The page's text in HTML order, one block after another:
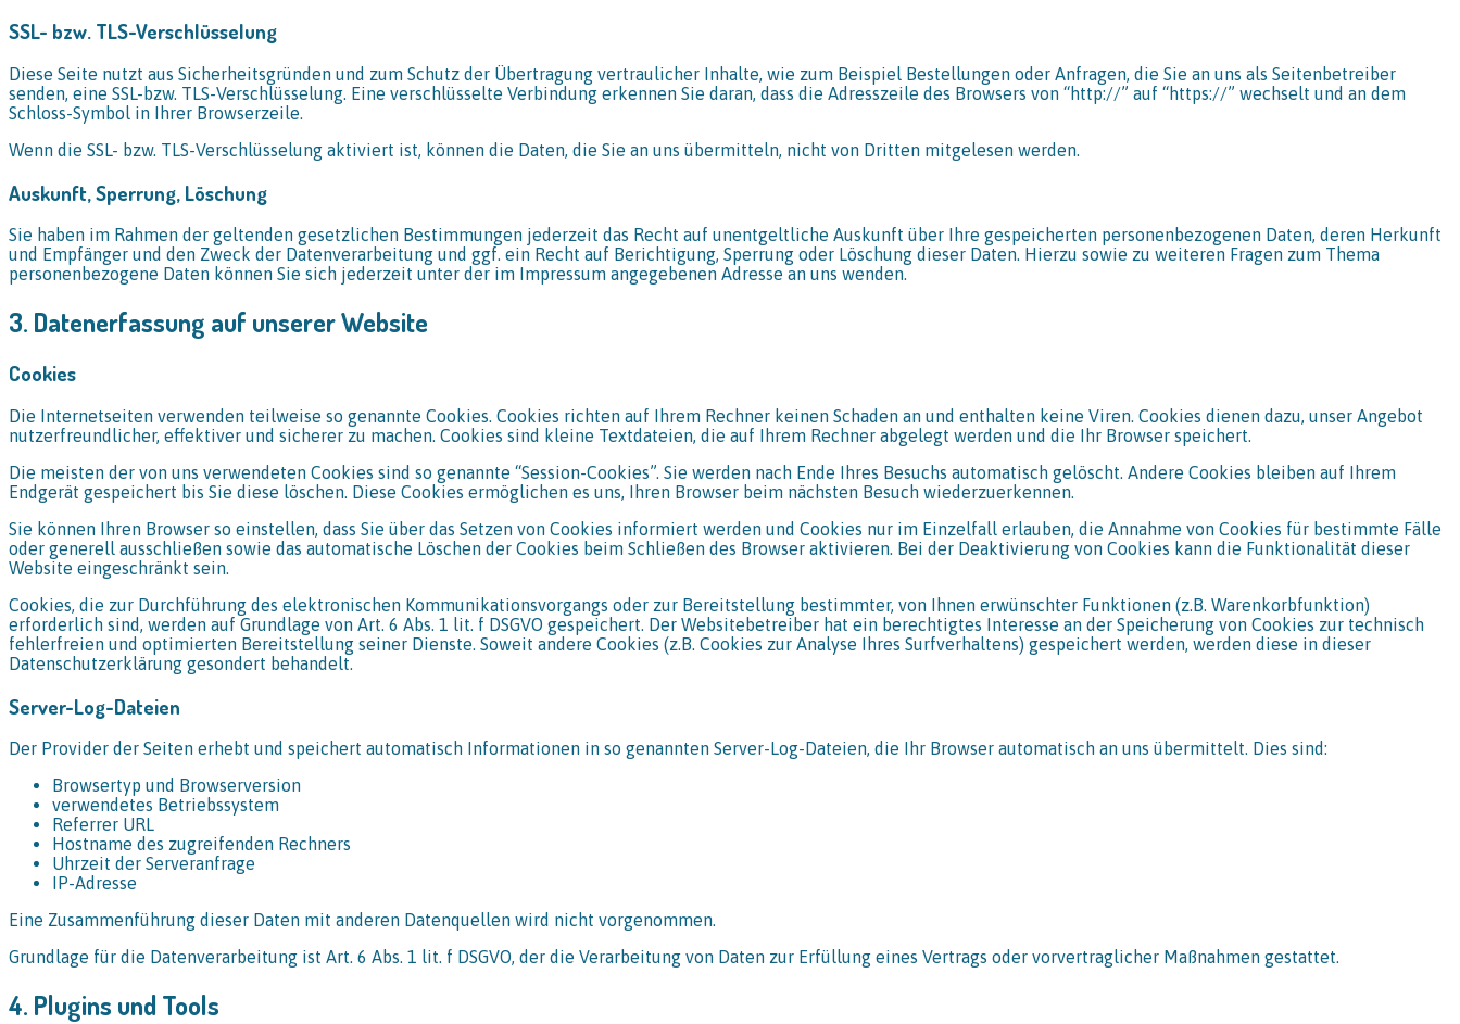
SSL- bzw. TLS-Verschlüsselung
Diese Seite nutzt aus Sicherheitsgründen und zum Schutz der Übertragung vertraulicher Inhalte, wie zum Beispiel Bestellungen oder Anfragen, die Sie an uns als Seitenbetreiber
senden, eine SSL-bzw. TLS-Verschlüsselung. Eine verschlüsselte Verbindung erkennen Sie daran, dass die Adresszeile des Browsers von “http://” auf “https://” wechselt und an dem
Schloss-Symbol in Ihrer Browserzeile.
Wenn die SSL- bzw. TLS-Verschlüsselung aktiviert ist, können die Daten, die Sie an uns übermitteln, nicht von Dritten mitgelesen werden.
Auskunft, Sperrung, Löschung
Sie haben im Rahmen der geltenden gesetzlichen Bestimmungen jederzeit das Recht auf unentgeltliche Auskunft über Ihre gespeicherten personenbezogenen Daten, deren Herkunft
und Empfänger und den Zweck der Datenverarbeitung und ggf. ein Recht auf Berichtigung, Sperrung oder Löschung dieser Daten. Hierzu sowie zu weiteren Fragen zum Thema
personenbezogene Daten können Sie sich jederzeit unter der im Impressum angegebenen Adresse an uns wenden.
3. Datenerfassung auf unserer Website
Cookies
Die Internetseiten verwenden teilweise so genannte Cookies. Cookies richten auf Ihrem Rechner keinen Schaden an und enthalten keine Viren. Cookies dienen dazu, unser Angebot
nutzerfreundlicher, effektiver und sicherer zu machen. Cookies sind kleine Textdateien, die auf Ihrem Rechner abgelegt werden und die Ihr Browser speichert.
Die meisten der von uns verwendeten Cookies sind so genannte “Session-Cookies”. Sie werden nach Ende Ihres Besuchs automatisch gelöscht. Andere Cookies bleiben auf Ihrem
Endgerät gespeichert bis Sie diese löschen. Diese Cookies ermöglichen es uns, Ihren Browser beim nächsten Besuch wiederzuerkennen.
Sie können Ihren Browser so einstellen, dass Sie über das Setzen von Cookies informiert werden und Cookies nur im Einzelfall erlauben, die Annahme von Cookies für bestimmte Fälle
oder generell ausschließen sowie das automatische Löschen der Cookies beim Schließen des Browser aktivieren. Bei der Deaktivierung von Cookies kann die Funktionalität dieser
Website eingeschränkt sein.
Cookies, die zur Durchführung des elektronischen Kommunikationsvorgangs oder zur Bereitstellung bestimmter, von Ihnen erwünschter Funktionen (z.B. Warenkorbfunktion)
erforderlich sind, werden auf Grundlage von Art. 6 Abs. 1 lit. f DSGVO gespeichert. Der Websitebetreiber hat ein berechtigtes Interesse an der Speicherung von Cookies zur technisch
fehlerfreien und optimierten Bereitstellung seiner Dienste. Soweit andere Cookies (z.B. Cookies zur Analyse Ihres Surfverhaltens) gespeichert werden, werden diese in dieser
Datenschutzerklärung gesondert behandelt.
Server-Log-Dateien
Der Provider der Seiten erhebt und speichert automatisch Informationen in so genannten Server-Log-Dateien, die Ihr Browser automatisch an uns übermittelt. Dies sind:
Browsertyp und Browserversion
verwendetes Betriebssystem
Referrer URL
Hostname des zugreifenden Rechners
Uhrzeit der Serveranfrage
IP-Adresse
Eine Zusammenführung dieser Daten mit anderen Datenquellen wird nicht vorgenommen.
Grundlage für die Datenverarbeitung ist Art. 6 Abs. 1 lit. f DSGVO, der die Verarbeitung von Daten zur Erfüllung eines Vertrags oder vorvertraglicher Maßnahmen gestattet.
4. Plugins und Tools